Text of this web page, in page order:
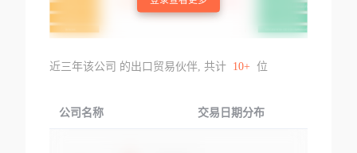
近三年该公司 的出口贸易伙伴, 共计 10+ 位
公司名称 交易日期分布